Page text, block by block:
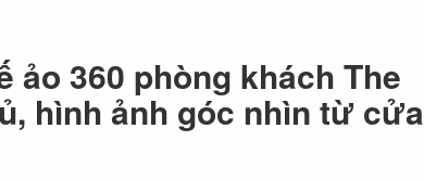
ảo 360 phòng khách The
hình ảnh góc nhìn từ cửa